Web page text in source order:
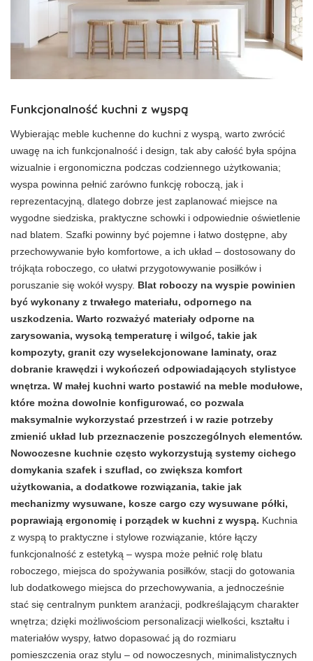
Funkcjonalność kuchni z wyspą
Wybierając meble kuchenne do kuchni z wyspą, warto zwrócić
uwagę na ich funkcjonalność i design, tak aby całość była spójna
wizualnie i ergonomiczna podczas codziennego użytkowania;
wyspa powinna pełnić zarówno funkcję roboczą, jak i
reprezentacyjną, dlatego dobrze jest zaplanować miejsce na
wygodne siedziska, praktyczne schowki i odpowiednie oświetlenie
nad blatem. Szafki powinny być pojemne i łatwo dostępne, aby
przechowywanie było komfortowe, a ich układ – dostosowany do
trójkąta roboczego, co ułatwi przygotowywanie posiłków i
poruszanie się wokół wyspy. Blat roboczy na wyspie powinien
być wykonany z trwałego materiału, odpornego na
uszkodzenia. Warto rozważyć materiały odporne na
zarysowania, wysoką temperaturę i wilgoć, takie jak
kompozyty, granit czy wyselekcjonowane laminaty, oraz
dobranie krawędzi i wykończeń odpowiadających stylistyce
wnętrza. W małej kuchni warto postawić na meble modułowe,
które można dowolnie konfigurować, co pozwala
maksymalnie wykorzystać przestrzeń i w razie potrzeby
zmienić układ lub przeznaczenie poszczególnych elementów.
Nowoczesne kuchnie często wykorzystują systemy cichego
domykania szafek i szuflad, co zwiększa komfort
użytkowania, a dodatkowe rozwiązania, takie jak
mechanizmy wysuwane, kosze cargo czy wysuwane półki,
poprawiają ergonomię i porządek w kuchni z wyspą. Kuchnia
z wyspą to praktyczne i stylowe rozwiązanie, które łączy
funkcjonalność z estetyką – wyspa może pełnić rolę blatu
roboczego, miejsca do spożywania posiłków, stacji do gotowania
lub dodatkowego miejsca do przechowywania, a jednocześnie
stać się centralnym punktem aranżacji, podkreślającym charakter
wnętrza; dzięki możliwościom personalizacji wielkości, kształtu i
materiałów wyspy, łatwo dopasować ją do rozmiaru
pomieszczenia oraz stylu – od nowoczesnych, minimalistycznych